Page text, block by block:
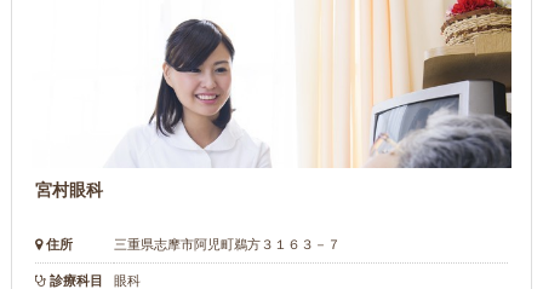
宮村眼科
住所 三重県志摩市阿児町鵜方３１６３－７
診療科目 眼科